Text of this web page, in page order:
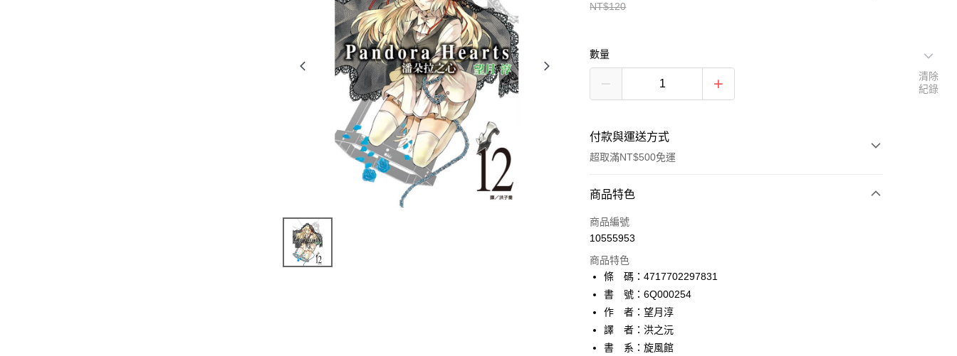
NT$120
數量
付款與運送方式
超取滿NT$500免運
付款方式
信用卡一次付款
AFTEE先享後付
相關說明
【關於「AFTEE先享後付」】
AFTEE先享後付是「在收到商品之後才付款」的支付方式。 讓您購物簡單
便利好安心！
１．簡單：不需註冊會員、不需綁卡、不需儲值。
２．便利：只要手機號碼，簡訊認證，即可結帳。
ATM付款
商品特色
商品編號
10555953
商品特色
條 碼：4717702297831
書 號：6Q000254
作 者：望月淳
譯 者：洪之沅
書 系：旋風館
清除
紀錄